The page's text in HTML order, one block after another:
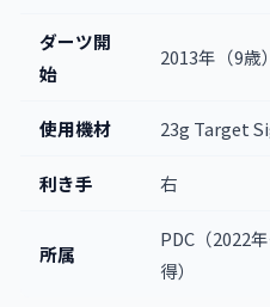
ダーツ開
始
2013年（9歳）
使用機材 23g Target
利き手 右
所属
PDC（2022
得）